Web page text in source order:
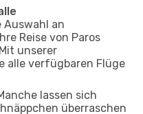
Auswahl an
Reise von Paros
unserer
alle verfügbaren Flüge
lassen sich
überraschen